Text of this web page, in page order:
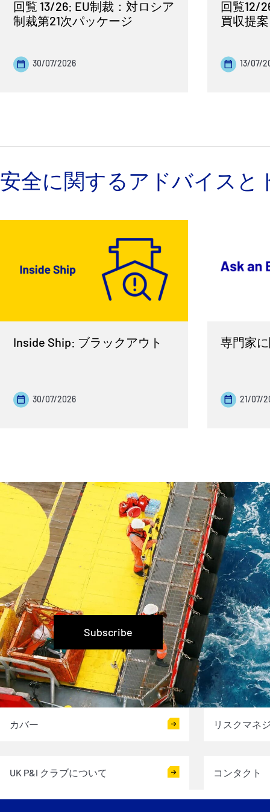
回覧 13/26: EU制裁：対ロシア
制裁第21次パッケージ
30/07/2026
回覧12/
買収提
13/07/
安全に関するアドバイスと
Inside Ship: ブラックアウト
30/07/2026
専門家
21/07/
UKクラブは最新情報
どを幅広く作成して
Subscribe
カバー リスクマネ
UK P&I クラブについて コンタクト